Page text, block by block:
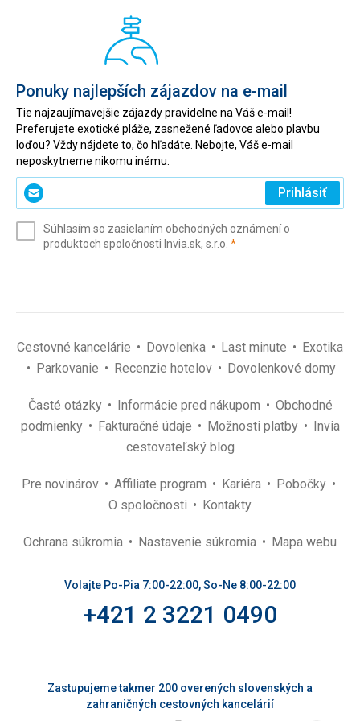
Ponuky najlepších zájazdov na e-mail
Tie najzaujímavejšie zájazdy pravidelne na Váš e-mail!
Preferujete exotické pláže, zasnežené ľadovce alebo plavbu
loďou? Vždy nájdete to, čo hľadáte. Nebojte, Váš e-mail
neposkytneme nikomu inému.
Zadajte
svoj
(povinné)
Prihlásiť
Súhlasím so zasielaním obchodných oznámení o
produktoch spoločnosti Invia.sk, s.r.o. *(povinné)
Cestovné kancelárie Dovolenka Last minute
Exotika
Parkovanie
Recenzie hotelov Dovolenkové domy
Časté otázky Informácie pred nákupom
Obchodné
podmienky
Fakturačné údaje Možnosti platby
Invia
cestovateľský blog
Pre novinárov Affiliate program Kariéra
Pobočky
O spoločnosti
Kontakty
Ochrana súkromia Nastavenie súkromia Mapa webu
Volajte Po-Pia 7:00-22:00, So-Ne 8:00-22:00
+421 2 3221 0490
Zastupujeme takmer 200 overených slovenských a
zahraničných cestovných kancelárií